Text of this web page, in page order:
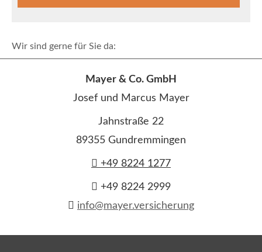
Wir sind gerne für Sie da:
Mayer & Co. GmbH
Josef und Marcus Mayer
Jahnstraße 22
89355 Gundremmingen
+49 8224 1277
+49 8224 2999
info@mayer.versicherung